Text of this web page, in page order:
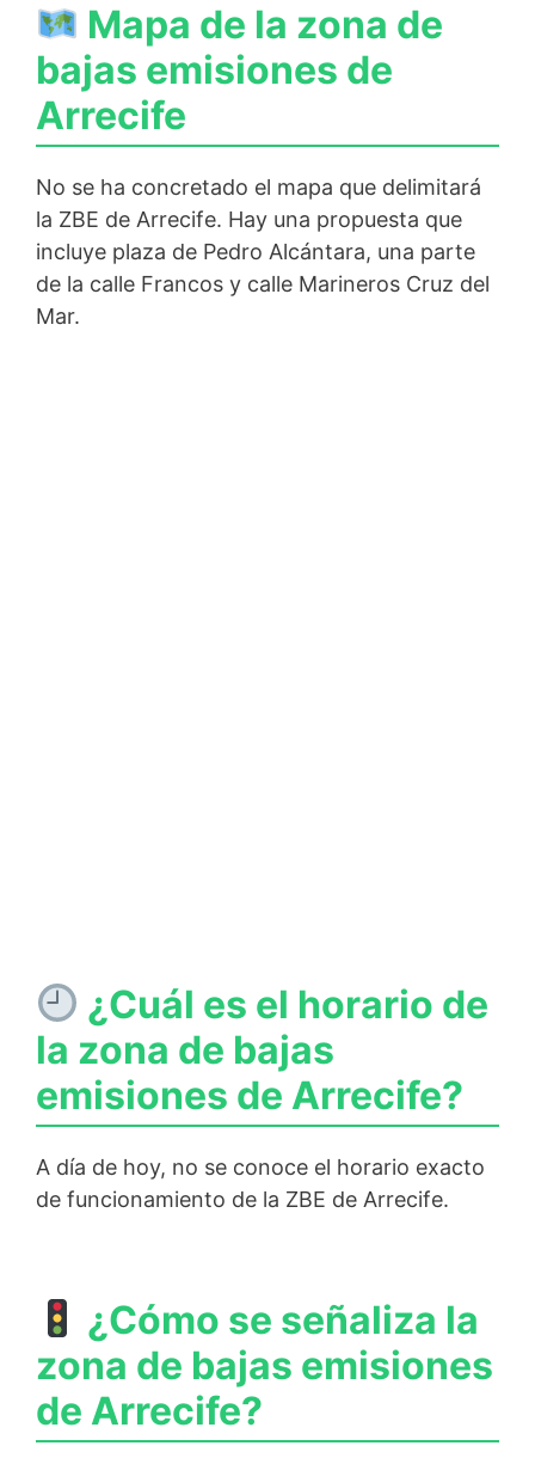
Mapa de la zona de
bajas emisiones de
Arrecife
No se ha concretado el mapa que delimitará
la ZBE de Arrecife. Hay una propuesta que
incluye plaza de Pedro Alcántara, una parte
de la calle Francos y calle Marineros Cruz del
Mar.
¿Cuál es el horario de
la zona de bajas
emisiones de Arrecife?
A día de hoy, no se conoce el horario exacto
de funcionamiento de la ZBE de Arrecife.
¿Cómo se señaliza la
zona de bajas emisiones
de Arrecife?